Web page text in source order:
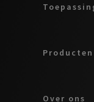
Producten
Over ons